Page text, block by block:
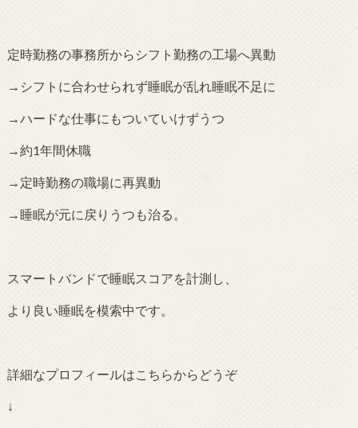
定時勤務の事務所からシフト勤務の工場へ異動
→シフトに合わせられず睡眠が乱れ睡眠不足に
→ハードな仕事にもついていけずうつ
→約1年間休職
→定時勤務の職場に再異動
→睡眠が元に戻りうつも治る。
スマートバンドで睡眠スコアを計測し、
より良い睡眠を模索中です。
詳細なプロフィールはこちらからどうぞ
↓